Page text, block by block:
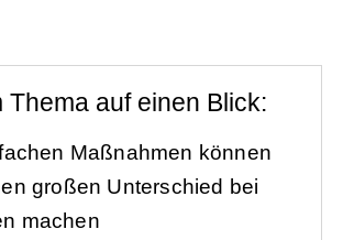
Thema auf einen Blick:
Maßnahmen können
großen Unterschied bei
machen